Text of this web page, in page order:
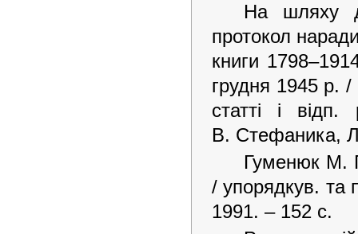
На шляху
протокол
книги
грудня 1945 р. /
статті і
В. Стефаника,
Гуменюк М.
/ упорядкув. та
1991. – 152 с.